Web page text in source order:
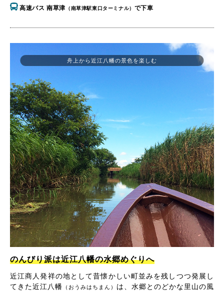
高速バス 南草津 （南草津駅東口ターミナル） で下車
のんびり派は近江八幡の水郷めぐりへ
近江商人発祥の地として昔懐かしい町並みを残しつつ発展し
てきた近江八幡 （おうみはちまん） は、水郷とのどかな里山の風
舟上から近江八幡の景色を楽しむ